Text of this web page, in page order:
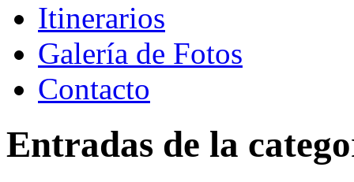
Itinerarios
Galería de Fotos
Contacto
Entradas de la